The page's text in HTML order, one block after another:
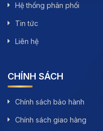
Hệ thống phân phối
Tin tức
Liên hệ
CHÍNH SÁCH
Chính sách bảo hành
Chính sách giao hàng